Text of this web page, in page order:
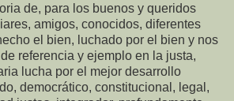
de, para los buenos y queridos
amigos, conocidos, diferentes
el bien, luchado por el bien y nos
referencia y ejemplo en la justa,
lucha por el mejor desarrollo
democrático, constitucional, legal,